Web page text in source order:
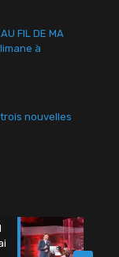
FIL DE MA
à
trois nouvelles